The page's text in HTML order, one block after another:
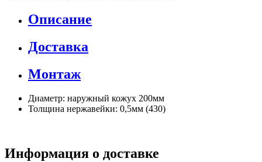
Описание
Доставка
Монтаж
Диаметр: наружный кожух 200мм
Толщина нержавейки: 0,5мм (430)
Информация о доставке